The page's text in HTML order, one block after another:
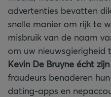
advertenties bevatten
snelle manier om rijk te
misbruik van de naam
om uw nieuwsgierigheid
Kevin De Bruyne écht
fraudeurs benaderen
dating-apps en